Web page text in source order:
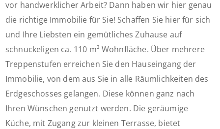
vor handwerklicher Arbeit? Dann haben wir hier genau
die richtige Immobilie für Sie! Schaffen Sie hier für sich
und Ihre Liebsten ein gemütliches Zuhause auf
schnuckeligen ca. 110 m³ Wohnfläche. Über mehrere
Treppenstufen erreichen Sie den Hauseingang der
Immobilie, von dem aus Sie in alle Räumlichkeiten des
Erdgeschosses gelangen. Diese können ganz nach
Ihren Wünschen genutzt werden. Die geräumige
Küche, mit Zugang zur kleinen Terrasse, bietet